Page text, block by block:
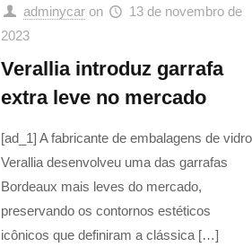
adminycar on
13 de novembro de
2023
Verallia introduz garrafa
extra leve no mercado
[ad_1] A fabricante de embalagens de vidro
Verallia desenvolveu uma das garrafas
Bordeaux mais leves do mercado,
preservando os contornos estéticos
icônicos que definiram a clássica[…]